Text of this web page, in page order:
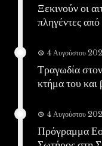
Ξεκινούν οι
πληγέντες
4 Αυγούστου
Τραγωδία
κτήμα του και
4 Αυγούστου
Πρόγραμμα